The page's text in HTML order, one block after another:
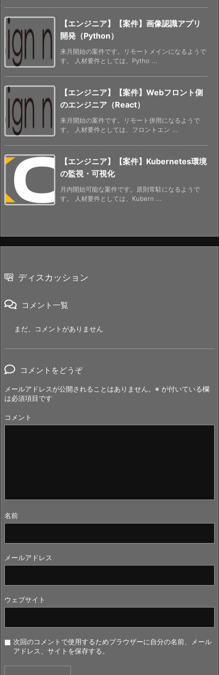
【エンジニア】【案件】画像認識アプリ
開発（Python）
来月開始の案件です。リモートメインになるようで
す。 人材要件としては、Pytho ...
【エンジニア】【案件】Webフロント側
のエンジニア（React）
来月開始の案件です。リモート併用になるようで
す。 人材要件としては、フロントエン ...
【エンジニア】【案件】Kubernetes環境
の監視・可視化
月内開始可能な案件です。原則常駐になるようで
す。 人材要件としては、Kubern ...
ディスカッション
コメント一覧
まだ、コメントがありません
コメントをどうぞ
メールアドレスが公開されることはありません。 ※ が付いている欄
は必須項目です
コメント
名前
メールアドレス
ウェブサイト
次回のコメントで使用するためブラウザーに自分の名前、メール
アドレス、サイトを保存する。